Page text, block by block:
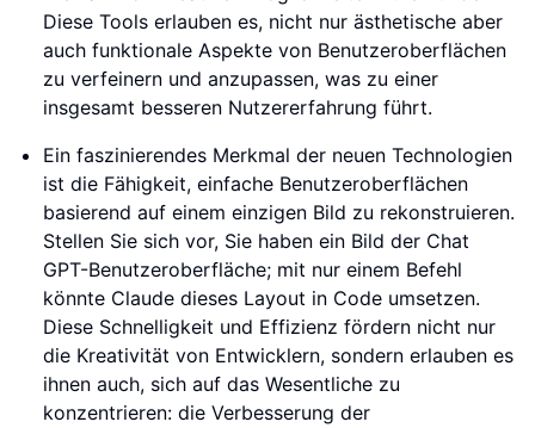
Diese Tools erlauben es, nicht nur ästhetische aber
auch funktionale Aspekte von Benutzeroberflächen
zu verfeinern und anzupassen, was zu einer
insgesamt besseren Nutzererfahrung führt.
Ein faszinierendes Merkmal der neuen Technologien
ist die Fähigkeit, einfache Benutzeroberflächen
basierend auf einem einzigen Bild zu rekonstruieren.
Stellen Sie sich vor, Sie haben ein Bild der Chat
GPT-Benutzeroberfläche; mit nur einem Befehl
könnte Claude dieses Layout in Code umsetzen.
Diese Schnelligkeit und Effizienz fördern nicht nur
die Kreativität von Entwicklern, sondern erlauben es
ihnen auch, sich auf das Wesentliche zu
konzentrieren: die Verbesserung der